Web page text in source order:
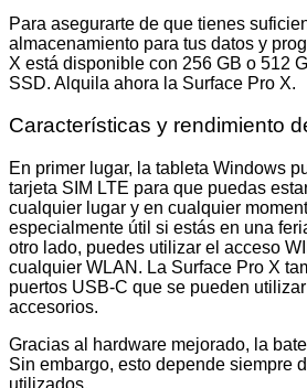
Para asegurarte de que tienes
almacenamiento para tus datos y
X está disponible con 256 GB o 512
SSD. Alquila ahora la Surface Pro X.
Características y rendimiento
En primer lugar, la tableta Windows
tarjeta SIM LTE para que puedas
cualquier lugar y en cualquier
especialmente útil si estás en una
otro lado, puedes utilizar el acceso
cualquier WLAN. La Surface Pro X
puertos USB-C que se pueden
accesorios.
Gracias al hardware mejorado, la
Sin embargo, esto depende siempre
utilizados.